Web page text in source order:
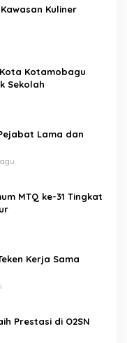
Kuliner
Kota Kotamobagu
Sekolah
Lama dan
MTQ ke-31 Tingkat
Kerja Sama
Prestasi di O2SN